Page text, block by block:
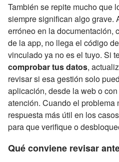
También se repite mucho que
siempre significan algo grave.
erróneo en la documentación,
de la app, no llega el código
vinculado ya no es el tuyo. Si
comprobar tus datos,
revisar si esa gestión solo
aplicación, desde la web o
atención. Cuando el problema
respuesta más útil en los
para que verifique o
Qué conviene revisar